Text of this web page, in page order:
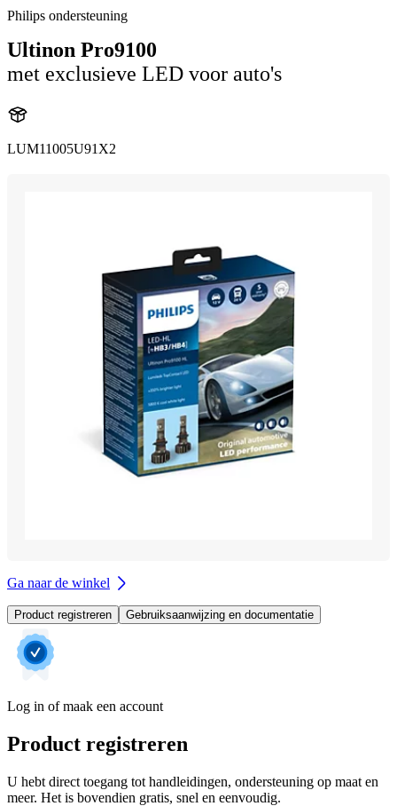
Philips ondersteuning
Ultinon Pro9100
met exclusieve LED voor auto's
LUM11005U91X2
Ga naar de winkel
Product registreren Gebruiksaanwijzing en documentatie
Log in of maak een account
Product registreren
U hebt direct toegang tot handleidingen, ondersteuning op maat en
meer. Het is bovendien gratis, snel en eenvoudig.